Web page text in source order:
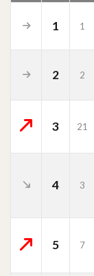
1 1
2
2
3
21
4 3
5
7